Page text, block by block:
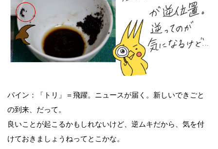
パイン：「トリ」＝飛躍。ニュースが届く。新しいできごと
の到来、だって。
良いことが起こるかもしれないけど、逆ムキだから、気を付
けておきましょうねってとこかな。